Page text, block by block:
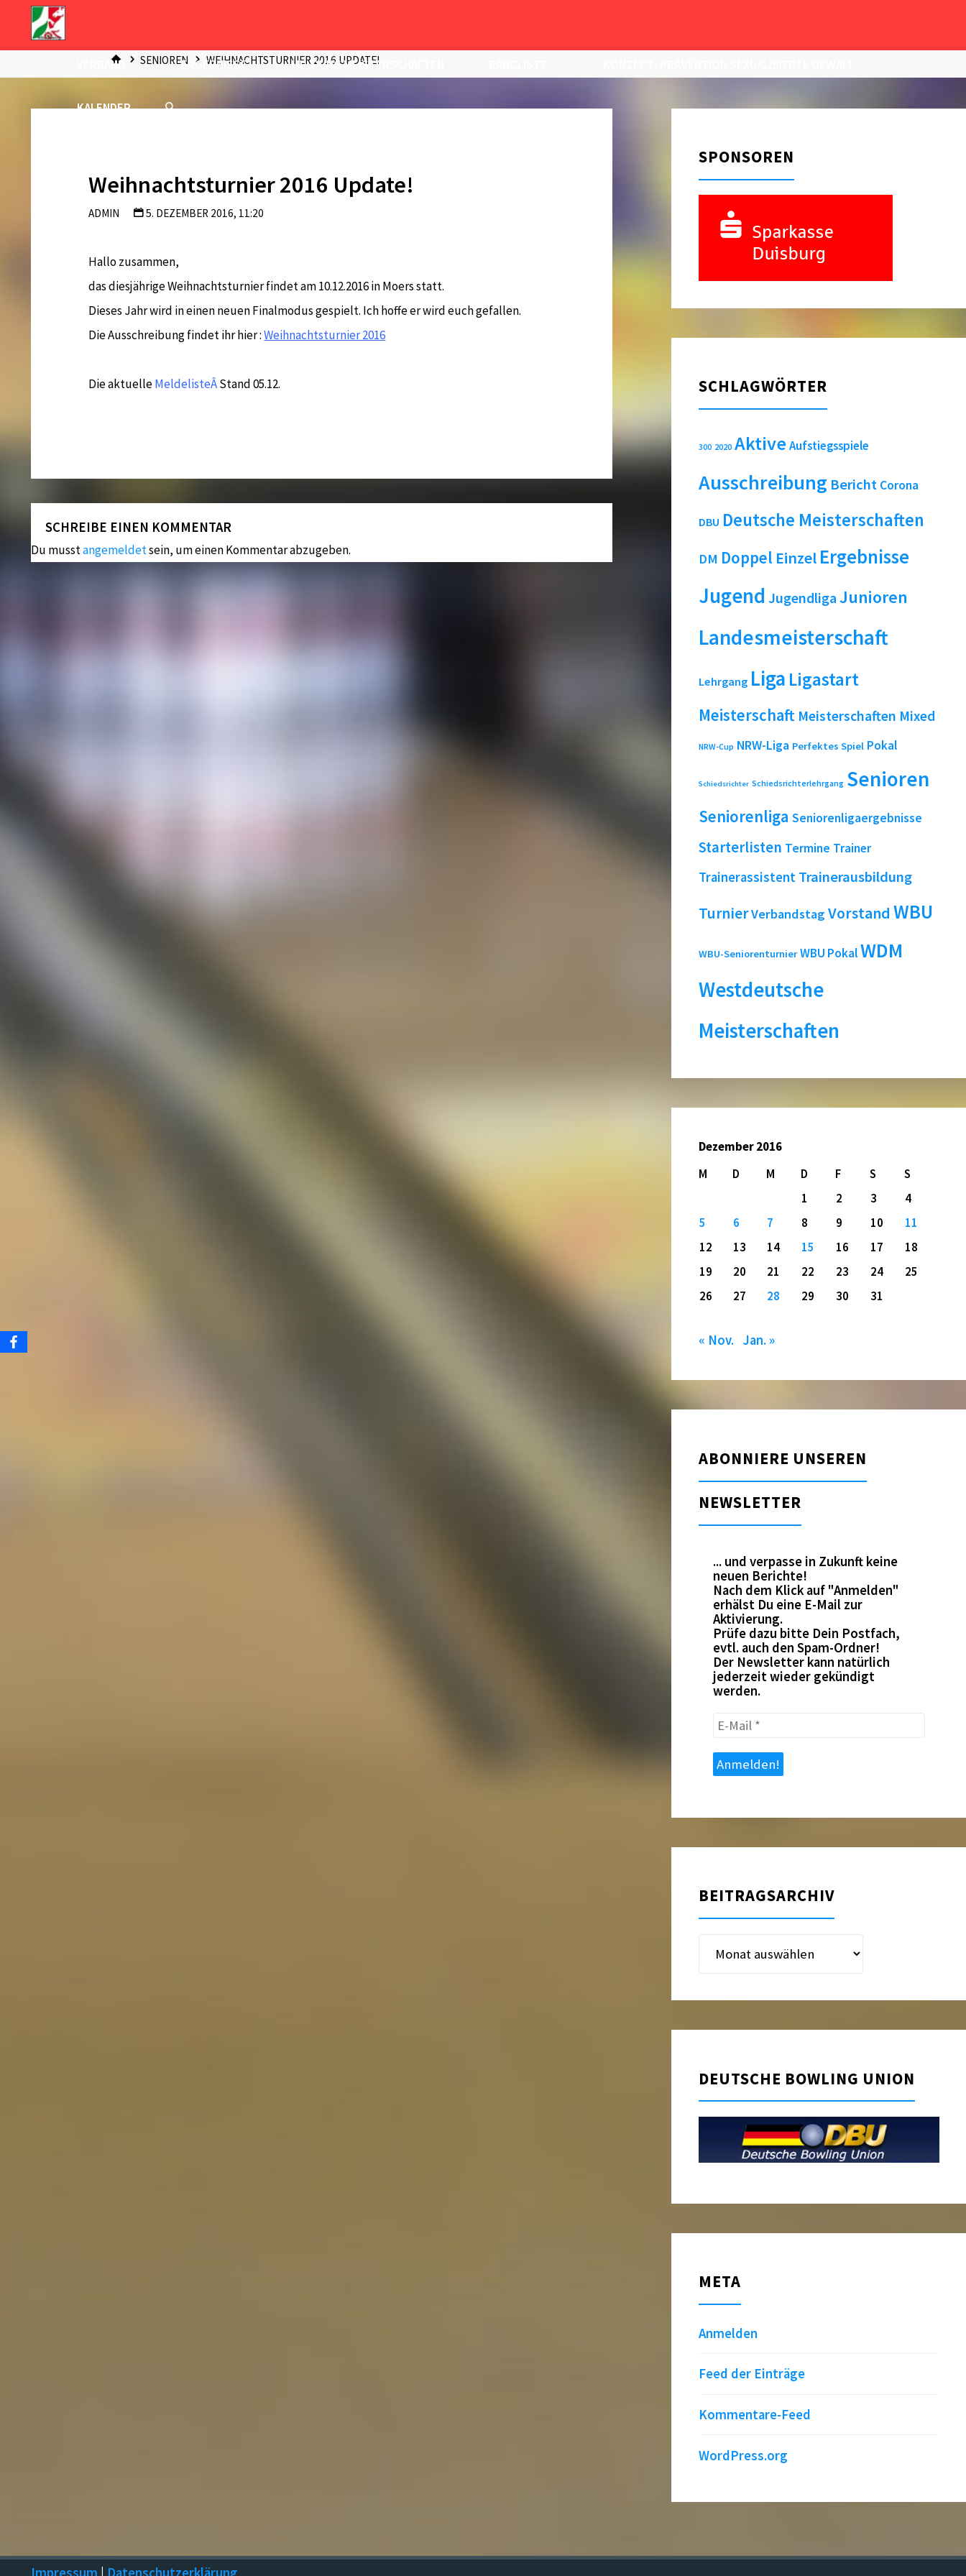
VERBAND ERGEBNISSE MELDUNG MEISTERSCHAFTEN
KALENDER
START
SENIOREN WEIHNACHTSTURNIER 2016 UPDATE!
Weihnachtsturnier 2016 Update!
ADMIN 5. DEZEMBER 2016, 11:20
Hallo zusammen,
das diesjährige Weihnachtsturnier findet am 10.12.2016 in Moers statt.
Dieses Jahr wird in einen neuen Finalmodus gespielt. Ich hoffe er wird euch gefallen.
Die Ausschreibung findet ihr hier :Weihnachtsturnier 2016
Die aktuelleMeldelisteÂStand 05.12.
SCHREIBE EINEN KOMMENTAR
Du musstangemeldetsein, um einen Kommentar abzugeben.
SPONSOREN
SCHLAGWÖRTER
300 2020 Aktive Aufstiegsspiele
Ausschreibung Bericht Corona
DBU Deutsche Meisterschaften
DM Doppel Einzel Ergebnisse
Jugend Jugendliga Junioren
Landesmeisterschaft
Lehrgang Liga Ligastart
Meisterschaft Meisterschaften Mixed
NRW-Cup NRW-Liga Perfektes Spiel Pokal
Schiedsrichter Schiedsrichterlehrgang Senioren
Seniorenliga Seniorenligaergebnisse
Starterlisten Termine Trainer
Trainerassistent Trainerausbildung
TurnierVerbandstag Vorstand WBU
WBU-Seniorenturnier WBU PokalWDM
Westdeutsche
Meisterschaften
Dezember 2016
M
D M D F S
S
1
2 3
4
5
6 7 8 9 10
11
12
13 14 15 16 17
18
19
20 21 22 23 24
25
26
27 28 29 30 31
« Nov. Jan. »
ABONNIERE UNSEREN
NEWSLETTER
... und verpasse in Zukunft keine
neuen Berichte!
Nach dem Klick auf "Anmelden"
erhälst Du eine E-Mail zur
Aktivierung.
Prüfe dazu bitte Dein Postfach,
evtl. auch den Spam-Ordner!
Der Newsletter kann natürlich
jederzeit wieder gekündigt
werden.
E-
Mail
BEITRAGSARCHIV
Beitragsarchiv
DEUTSCHE BOWLING UNION
META
Anmelden
Feed der Einträge
Kommentare-Feed
WordPress.org